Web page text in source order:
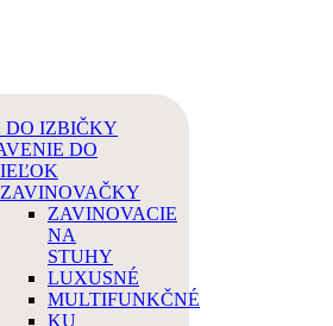
IZBIČKY
DO
ZAVINOVAČKY
ZAVINOVACIE
NA
STUHY
LUXUSNÉ
MULTIFUNKČNÉ
KU